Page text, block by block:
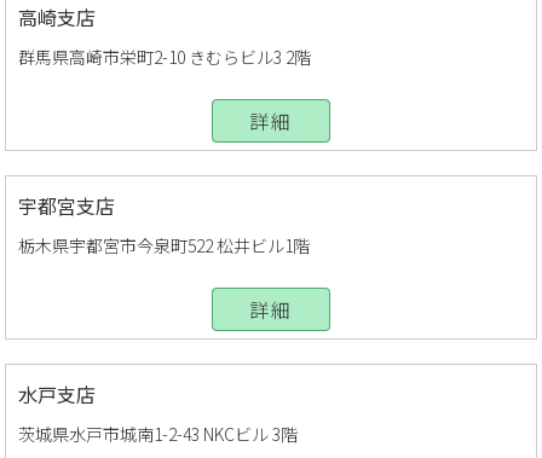
高崎支店
群馬県高崎市栄町2-10 きむらビル3 2階
詳細
宇都宮支店
栃木県宇都宮市今泉町522 松井ビル1階
詳細
水戸支店
茨城県水戸市城南1-2-43 NKCビル 3階